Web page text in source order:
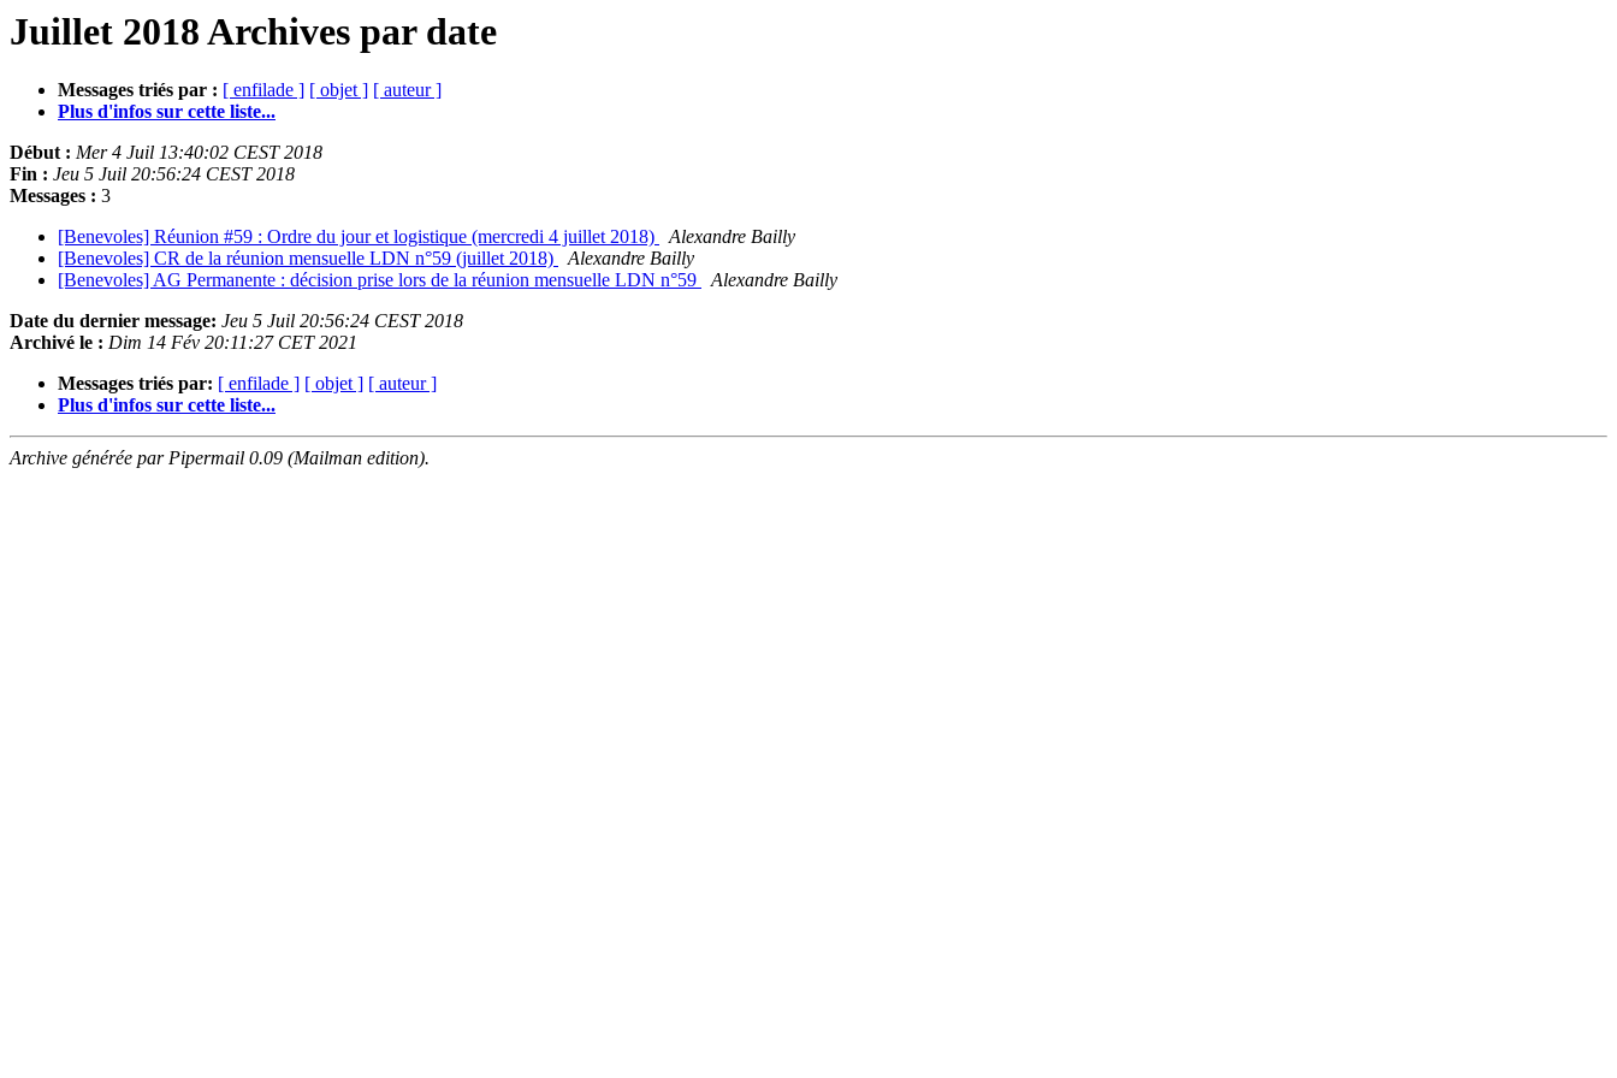
Juillet 2018 Archives par date
Messages triés par : [ enfilade ] [ objet ] [ auteur ]
Plus d'infos sur cette liste...
Début : Mer 4 Juil 13:40:02 CEST 2018
Fin : Jeu 5 Juil 20:56:24 CEST 2018
Messages : 3
[Benevoles] Réunion #59 : Ordre du jour et logistique (mercredi 4 juillet 2018)
Alexandre Bailly
[Benevoles] CR de la réunion mensuelle LDN n°59 (juillet 2018)
Alexandre Bailly
[Benevoles] AG Permanente : décision prise lors de la réunion mensuelle LDN n°59
Alexandre Bailly
Date du dernier message: Jeu 5 Juil 20:56:24 CEST 2018
Archivé le : Dim 14 Fév 20:11:27 CET 2021
Messages triés par: [ enfilade ] [ objet ] [ auteur ]
Plus d'infos sur cette liste...
Archive générée par Pipermail 0.09 (Mailman edition).